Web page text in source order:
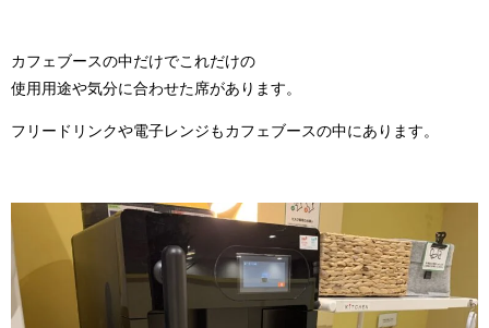
カフェブースの中だけでこれだけの
使用用途や気分に合わせた席があります。
フリードリンクや電子レンジもカフェブースの中にあります。